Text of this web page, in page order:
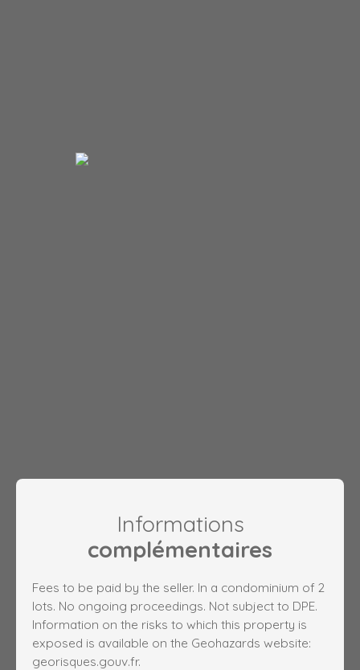
Informations
complémentaires
Fees to be paid by the seller. In a condominium of 2
lots. No ongoing proceedings. Not subject to DPE.
Information on the risks to which this property is
exposed is available on the Geohazards website:
georisques.gouv.fr.